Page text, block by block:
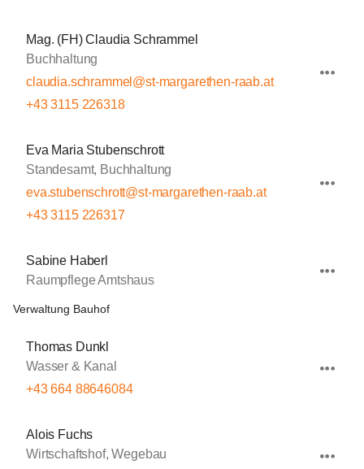
Mag. (FH) Claudia Schrammel
Buchhaltung
claudia.schrammel@st-margarethen-raab.at
+43 3115 226318
Eva Maria Stubenschrott
Standesamt, Buchhaltung
eva.stubenschrott@st-margarethen-raab.at
+43 3115 226317
Sabine Haberl
Raumpflege Amtshaus
Verwaltung Bauhof
Thomas Dunkl
Wasser & Kanal
+43 664 88646084
Alois Fuchs
Wirtschaftshof, Wegebau